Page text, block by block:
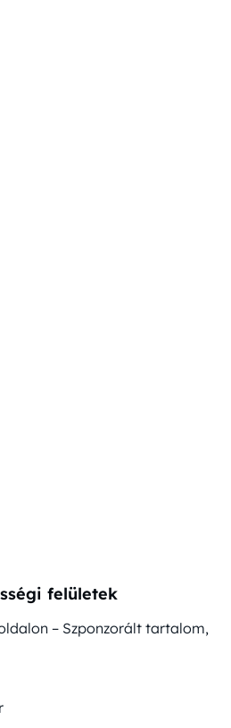
felületek
– Szponzorált tartalom,